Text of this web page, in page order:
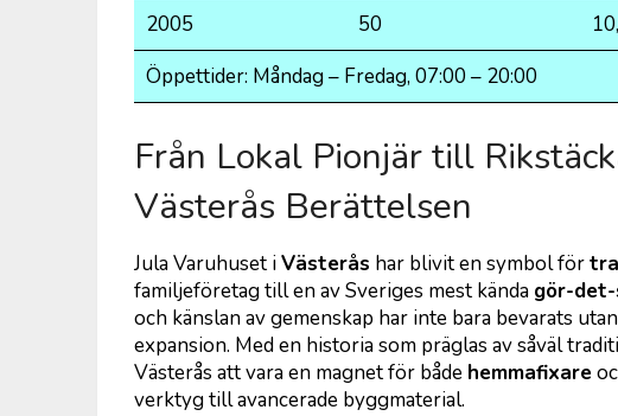
2005
50
Öppettider: Måndag – Fredag, 07:00 – 20:00
Från Lokal Pionjär till
Västerås Berättelsen
Jula Varuhuset iVästerås har blivit en symbol för
familjeföretag till en av Sveriges mest kända gör-
och känslan av gemenskap har inte bara bevarats
expansion. Med en historia som präglas av såväl
Västerås att vara en magnet för både hemmafixare
verktyg till avancerade byggmaterial.